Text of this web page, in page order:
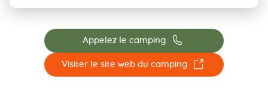
Appelez le camping 📞
Visiter le site web du camping ☐